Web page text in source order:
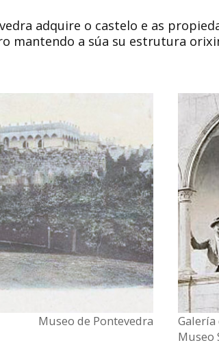
adquire o castelo e as
mantendo a súa su estrutura
Museo de Pontevedra
Galería
Museo